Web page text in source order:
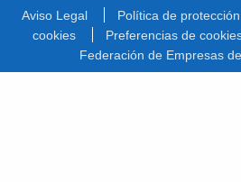
Aviso Legal Política de
cookies
Preferencias de
Federación de Empresas